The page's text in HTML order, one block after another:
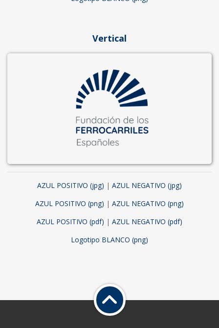
Vertical
AZUL POSITIVO (jpg) | AZUL NEGATIVO (jpg)
AZUL POSITIVO (png) | AZUL NEGATIVO (png)
AZUL POSITIVO (pdf) | AZUL NEGATIVO (pdf)
Logotipo BLANCO (png)